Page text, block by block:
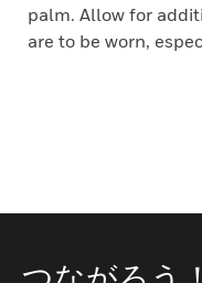
palm. Allow for
are to be worn,